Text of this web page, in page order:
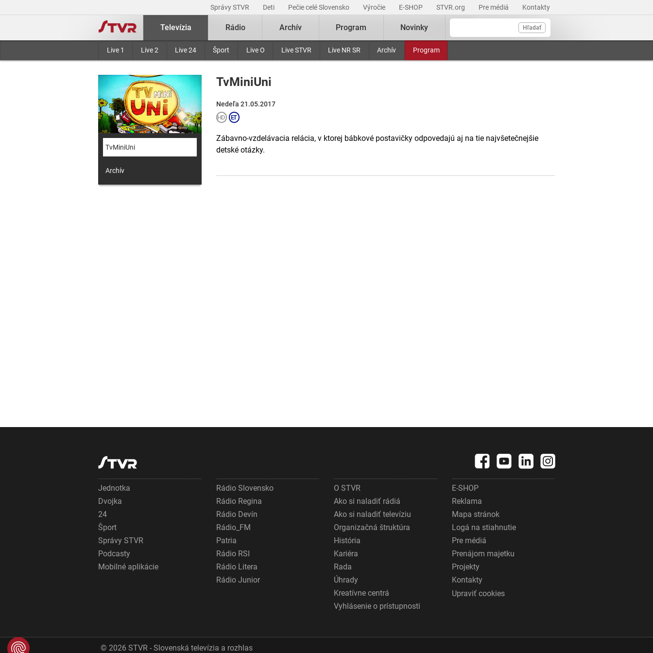
Správy STVR Deti Pečie celé Slovensko Výročie E-SHOP STVR.org Pre médiá Kontakty
Hľadať
Televízia
Live 1 Live 2 Live 24 Šport Live O Live STVR Live NR SR Archív Program
Rádio Archív Program Novinky
TvMiniUni
Archív
TvMiniUni
Nedeľa 21.05.2017
Zábavno-vzdelávacia relácia, v ktorej bábkové postavičky odpovedajú aj na tie najvšetečnejšie
detské otázky.
Jednotka
Dvojka
24
Šport
Správy STVR
Podcasty
Mobilné aplikácie
Rádio Slovensko
Rádio Regina
Rádio Devín
Rádio_FM
Patria
Rádio RSI
Rádio Litera
Rádio Junior
O STVR
Ako si naladiť rádiá
Ako si naladiť televíziu
Organizačná štruktúra
História
Kariéra
Rada
Úhrady
Kreatívne centrá
Vyhlásenie o prístupnosti
E-SHOP
Reklama
Mapa stránok
Logá na stiahnutie
Pre médiá
Prenájom majetku
Projekty
Kontakty
Upraviť cookies
© 2026 STVR - Slovenská televízia a rozhlas